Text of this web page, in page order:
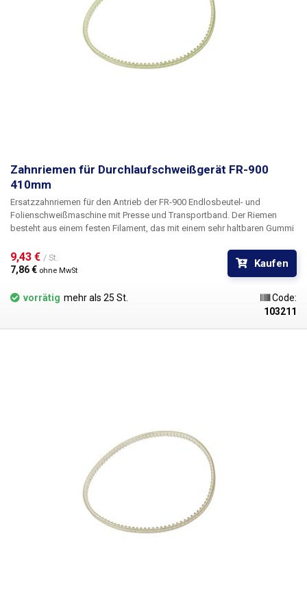
Zahnriemen für Durchlaufschweißgerät FR-900
410mm
Ersatzzahnriemen für den Antrieb der FR-900 Endlosbeutel- und
Folienschweißmaschine mit Presse und Transportband. Der Riemen
besteht aus einem festen Filament, das mit einem sehr haltbaren Gummi
Festigkeit.
9,43 € / St.
7,86 € ohne MwSt
Kaufen
vorrätig mehr als 25 St.
Code:
103211